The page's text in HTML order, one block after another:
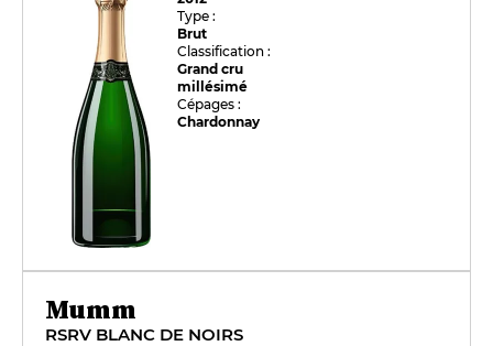
Type :
Brut
Classification :
Grand cru
millésimé
Cépages :
Chardonnay
Mumm
RSRV BLANC DE NOIRS